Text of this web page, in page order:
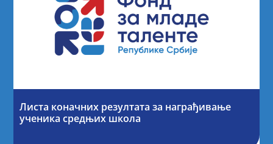
Листа коначних резултата за награђивање
ученика средњих школа